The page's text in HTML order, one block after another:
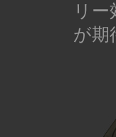
リ
が期